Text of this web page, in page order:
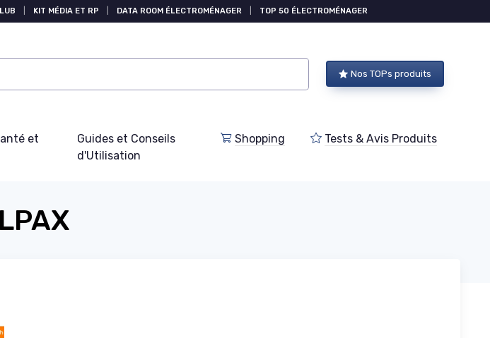
KIT MÉDIA ET RP DATA ROOM ÉLECTROMÉNAGER TOP 50 ÉLECTROMÉNAGER
Nos TOPs produits
et
Guides et Conseils
d'Utilisation
Shopping Tests & Avis Produits